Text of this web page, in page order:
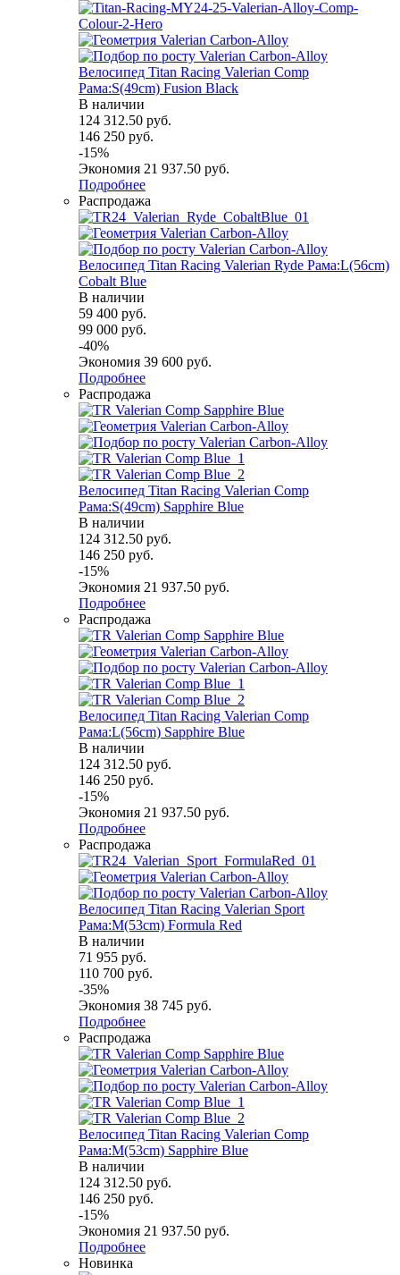
Велосипед Titan Racing Valerian Comp
Рама:S(49cm) Fusion Black
В наличии
124 312.50 руб.
146 250 руб.
-15%
Экономия 21 937.50 руб.
Подробнее
Распродажа
Велосипед Titan Racing Valerian Ryde Рама:L(56cm)
Cobalt Blue
В наличии
59 400 руб.
99 000 руб.
-40%
Экономия 39 600 руб.
Подробнее
Распродажа
Велосипед Titan Racing Valerian Comp
Рама:S(49cm) Sapphire Blue
В наличии
124 312.50 руб.
146 250 руб.
-15%
Экономия 21 937.50 руб.
Подробнее
Распродажа
Велосипед Titan Racing Valerian Comp
Рама:L(56cm) Sapphire Blue
В наличии
124 312.50 руб.
146 250 руб.
-15%
Экономия 21 937.50 руб.
Подробнее
Распродажа
Велосипед Titan Racing Valerian Sport
Рама:M(53cm) Formula Red
В наличии
71 955 руб.
110 700 руб.
-35%
Экономия 38 745 руб.
Подробнее
Распродажа
Велосипед Titan Racing Valerian Comp
Рама:M(53cm) Sapphire Blue
В наличии
124 312.50 руб.
146 250 руб.
-15%
Экономия 21 937.50 руб.
Подробнее
Новинка